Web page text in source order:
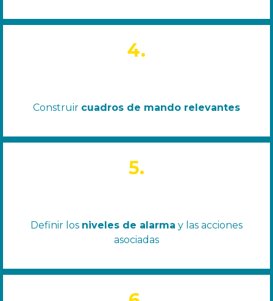
4.
Construir cuadros de mando relevantes
5.
Definir los niveles de alarma y las acciones
asociadas